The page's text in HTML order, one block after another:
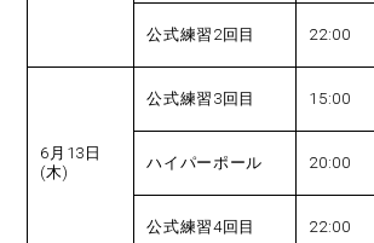
公式練習2回目 22:00
6月13日
(木)
公式練習3回目 15:00
ハイパーポール 20:00
公式練習4回目 22:00